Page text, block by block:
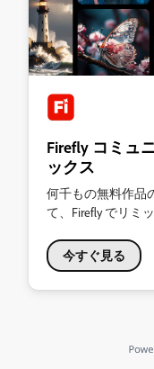
Firefly コミュ
ックス
何千もの無料作品
て、Firefly でリミ
今すぐ見る